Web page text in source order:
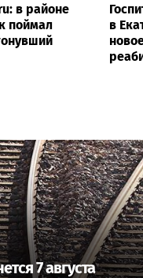
в районе
поймал
в
7 августа